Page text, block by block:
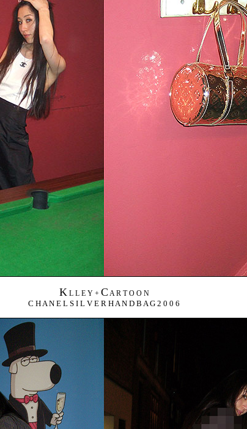
KL L E Y + C A R T O O N
C H A N E L S I L V E R H A N D B A G 2 0 0 6